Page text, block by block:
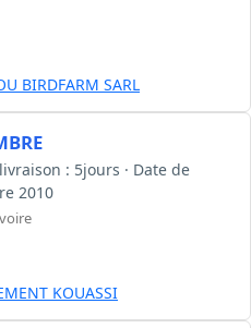
BIRDFARM SARL
: 5jours · Date de
2010
KOUASSI